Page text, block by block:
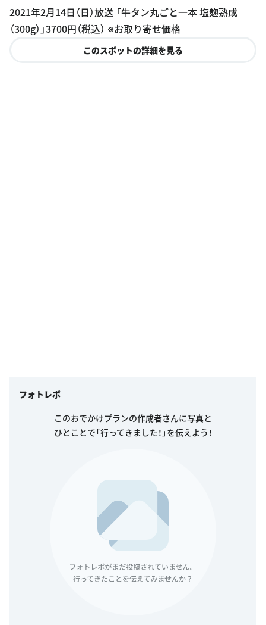
2021年2月14日（日）放送 「牛タン丸ごと一本 塩麹熟成
（300g）」3700円（税込） ※お取り寄せ価格
このスポットの詳細を見る
フォトレポ
このおでかけプランの作成者さんに写真と
ひとことで「行ってきました！」を伝えよう！